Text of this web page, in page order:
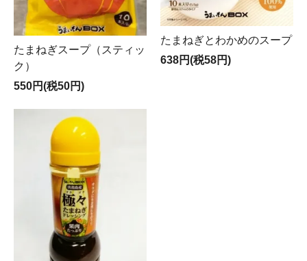
たまねぎスープ（スティッ
ク）
550円(税50円)
たまねぎとわかめのスープ
638円(税58円)